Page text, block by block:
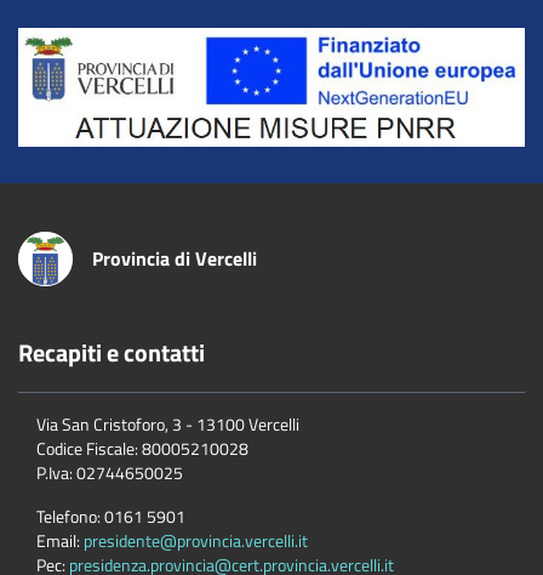
Title
Provincia di Vercelli
Recapiti e contatti
Via San Cristoforo, 3 - 13100 Vercelli
Codice Fiscale:80005210028
P.Iva:02744650025
Telefono:0161 5901
Email: presidente@provincia.vercelli.it
Pec: presidenza.provincia@cert.provincia.vercelli.it